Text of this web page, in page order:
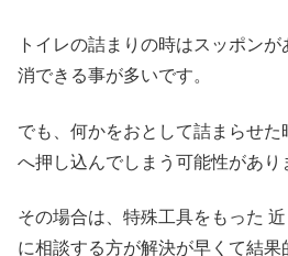
トイレの詰まりの時はスッポン
消できる事が多いです。
でも、何かをおとして詰まらせ
へ押し込んでしまう可能性があり
その場合は、特殊工具をもった
に相談する方が解決が早くて結